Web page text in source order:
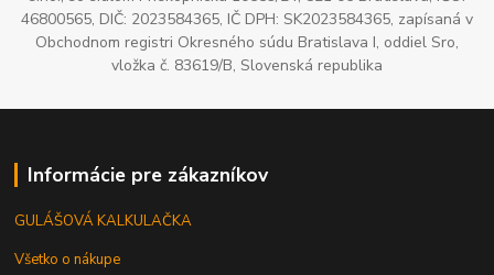
46800565, DIČ: 2023584365, IČ DPH: SK2023584365, zapísaná v
Obchodnom registri Okresného súdu Bratislava I, oddiel Sro,
vložka č. 83619/B, Slovenská republika
Informácie pre zákazníkov
GULÁŠOVÁ KALKULAČKA
Všetko o nákupe